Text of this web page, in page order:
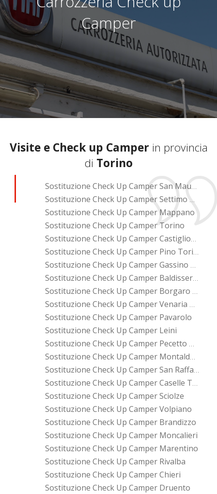
Camper
Visite e Check up Camperin provincia
di Torino
Sostituzione Check Up Camper San Mauro Torinese
Sostituzione Check Up Camper Settimo Torinese
Sostituzione Check Up Camper Mappano
Sostituzione Check Up Camper Torino
Sostituzione Check Up Camper Castiglione Torinese
Sostituzione Check Up Camper Pino Torinese
Sostituzione Check Up Camper Gassino Torinese
Sostituzione Check Up Camper Baldissero Torinese
Sostituzione Check Up Camper Borgaro Torinese
Sostituzione Check Up Camper Venaria Reale
Sostituzione Check Up Camper Pavarolo
Sostituzione Check Up Camper Leini
Sostituzione Check Up Camper Pecetto Torinese
Sostituzione Check Up Camper Montaldo Torinese
Sostituzione Check Up Camper San Raffaele Cimena
Sostituzione Check Up Camper Caselle Torinese
Sostituzione Check Up Camper Sciolze
Sostituzione Check Up Camper Volpiano
Sostituzione Check Up Camper Brandizzo
Sostituzione Check Up Camper Moncalieri
Sostituzione Check Up Camper Marentino
Sostituzione Check Up Camper Rivalba
Sostituzione Check Up Camper Chieri
Sostituzione Check Up Camper Druento